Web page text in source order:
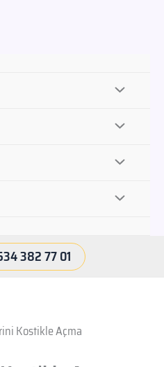
382 77 01
Kostikle Açma